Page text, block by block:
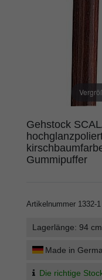
Gehstock
Gummipuffer
Artikelnummer 1332-1
Lagerlänge: 94 cm
Made in
Die richtige